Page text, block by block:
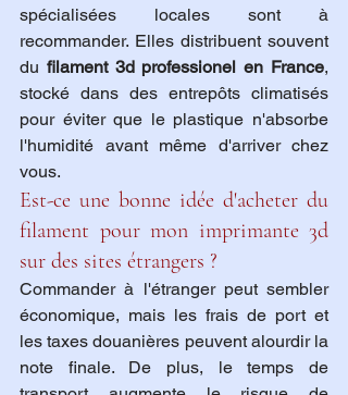
spécialisées locales sont à
recommander. Elles distribuent souvent
du filament 3d professionel en France,
stocké dans des entrepôts climatisés
pour éviter que le plastique n'absorbe
l'humidité avant même d'arriver chez
vous.
Est-ce une bonne idée d'acheter du
filament pour mon imprimante 3d
sur des sites étrangers ?
Commander à l'étranger peut sembler
économique, mais les frais de port et
les taxes douanières peuvent alourdir la
note finale. De plus, le temps de